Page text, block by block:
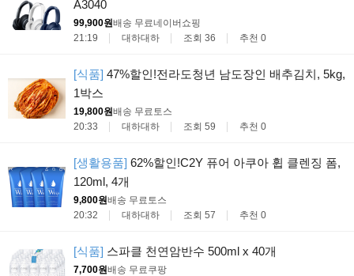
A3040
99,900원배송 무료네이버쇼핑
21:19
대하대하 조회 36 추천 0
[식품] 47%할인!전라도청년 남도장인 배추김치, 5kg,
1박스
19,800원배송 무료 토스
20:33
대하대하 조회 59 추천 0
[생활용품] 62%할인!C2Y 퓨어 아쿠아 휩 클렌징 폼,
120ml, 4개
9,800원배송 무료 토스
20:32
대하대하 조회 57 추천 0
[식품] 스파클 천연암반수 500ml x 40개
7,700원배송 무료 쿠팡